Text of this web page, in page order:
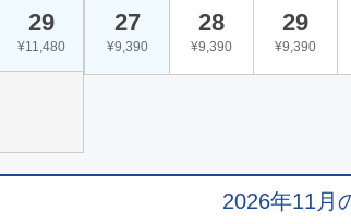
29
¥11,480
27
¥9,390
28
¥9,390
29
¥9,390
2026年11月